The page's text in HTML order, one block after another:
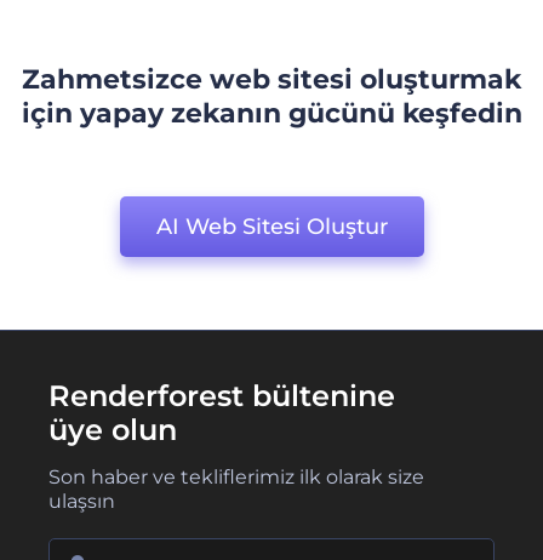
Zahmetsizce web sitesi oluşturmak
için yapay zekanın gücünü keşfedin
AI Web Sitesi Oluştur
Renderforest bültenine
üye olun
Son haber ve tekliflerimiz ilk olarak size
ulaşsın